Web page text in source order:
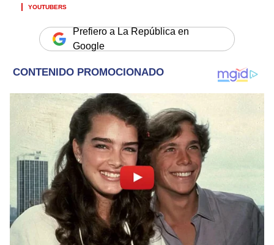
YOUTUBERS
Prefiero a La República en
Google